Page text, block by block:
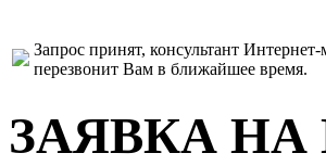
Запрос принят, консультант Интернет-
перезвонит Вам в ближайшее время.
ЗАЯВКА